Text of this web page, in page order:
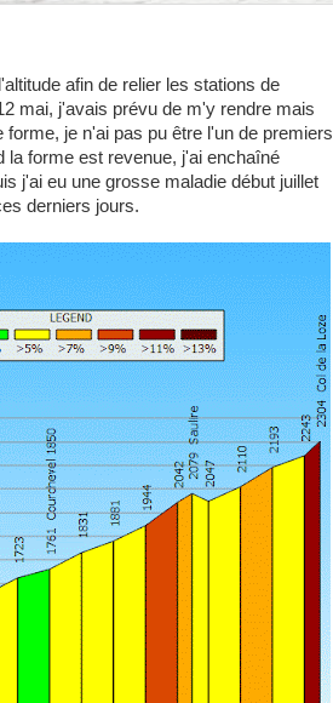
afin de relier les stations de
mai, j'avais prévu de m'y rendre mais
je n'ai pas pu être l'un de premiers
la forme est revenue, j'ai enchaîné
j'ai eu une grosse maladie début juillet
derniers jours.